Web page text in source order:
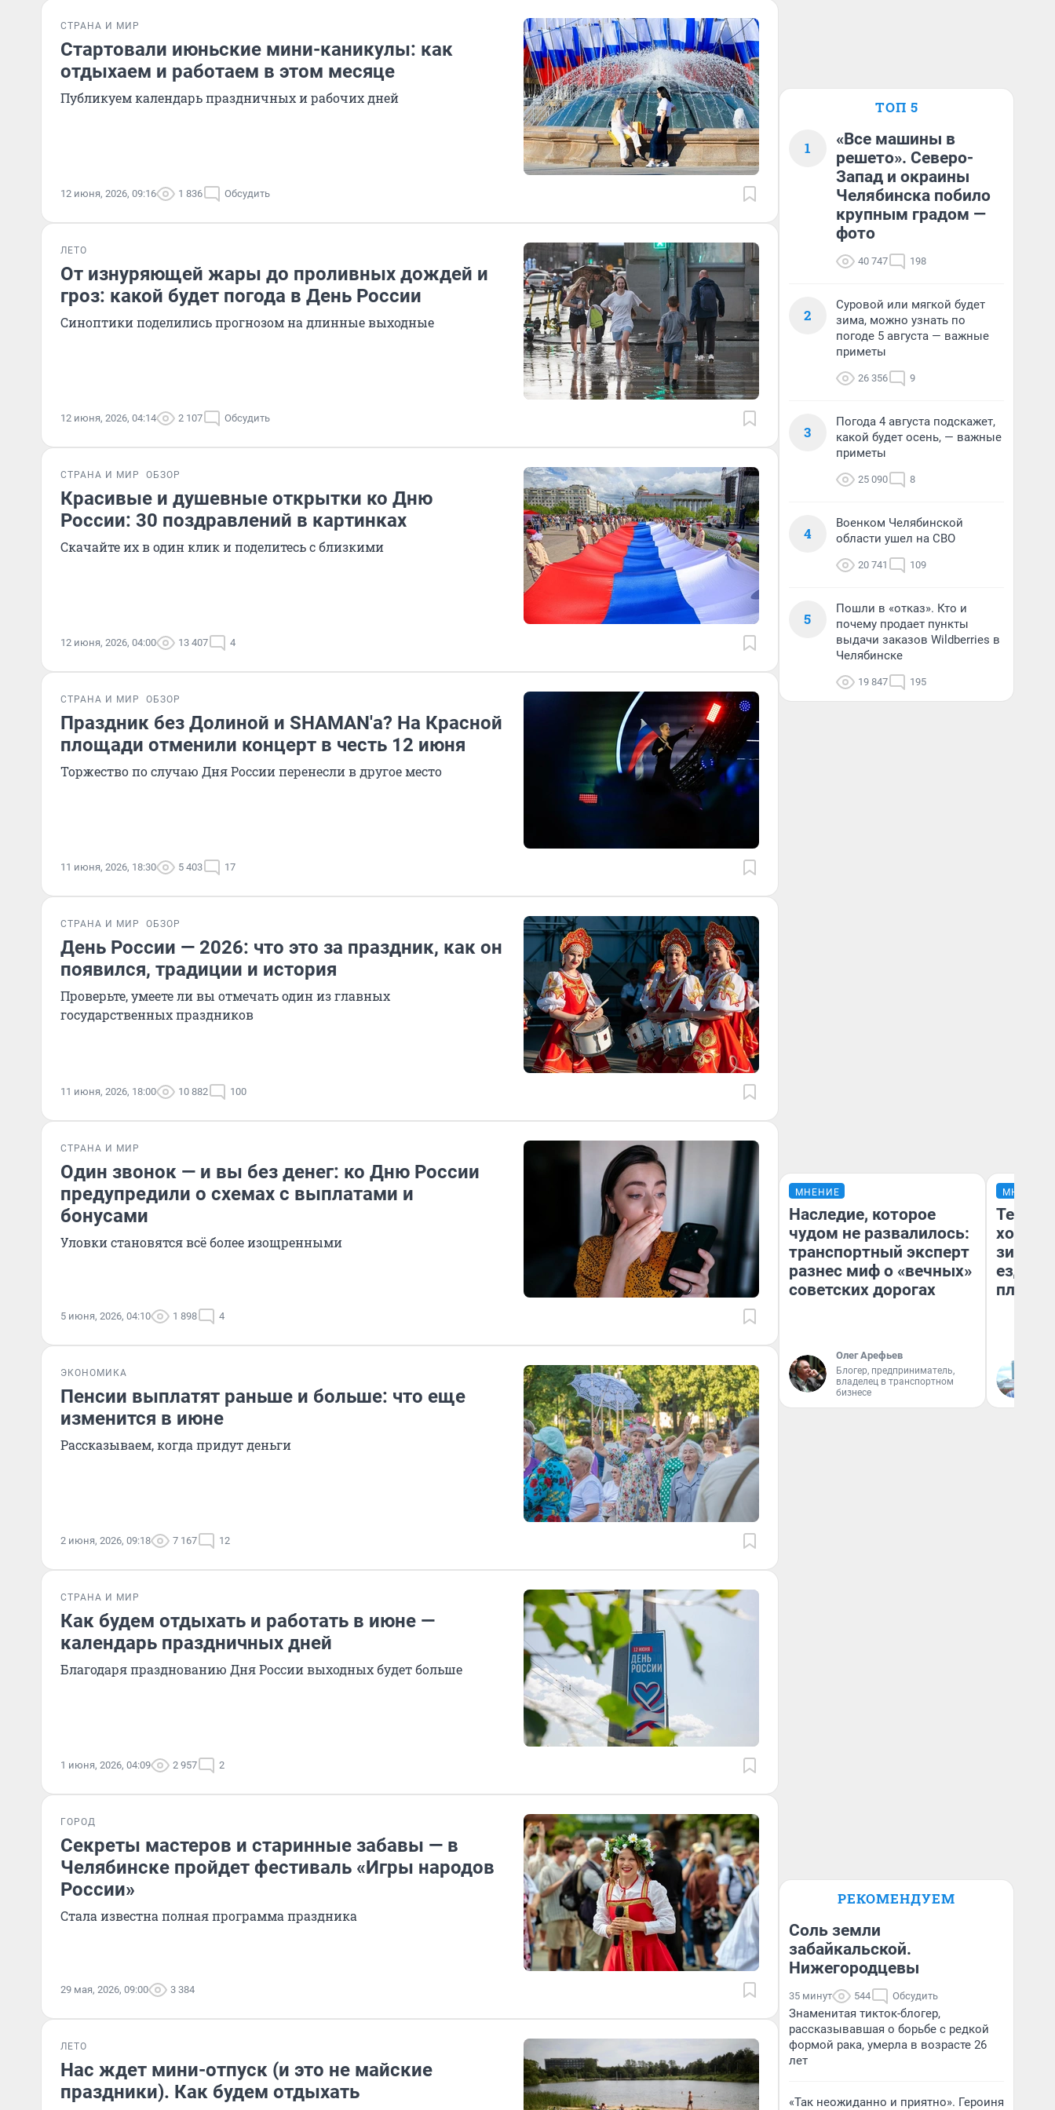
СТРАНА И МИР
Стартовали июньские мини-каникулы: как
отдыхаем и работаем в этом месяце
Публикуем календарь праздничных и рабочих дней
12 июня, 2026, 09:16 1 836 Обсудить
ЛЕТО
От изнуряющей жары до проливных дождей и
гроз: какой будет погода в День России
Синоптики поделились прогнозом на длинные выходные
12 июня, 2026, 04:14 2 107 Обсудить
СТРАНА И МИР ОБЗОР
Красивые и душевные открытки ко Дню
России: 30 поздравлений в картинках
Скачайте их в один клик и поделитесь с близкими
12 июня, 2026, 04:00 13 407 4
СТРАНА И МИР ОБЗОР
Праздник без Долиной и SHAMAN'а? На Красной
площади отменили концерт в честь 12 июня
Торжество по случаю Дня России перенесли в другое место
11 июня, 2026, 18:30 5 403 17
СТРАНА И МИР ОБЗОР
День России — 2026: что это за праздник, как он
появился, традиции и история
Проверьте, умеете ли вы отмечать один из главных
государственных праздников
11 июня, 2026, 18:00 10 882 100
СТРАНА И МИР
Один звонок — и вы без денег: ко Дню России
предупредили о схемах с выплатами и
бонусами
Уловки становятся всё более изощренными
5 июня, 2026, 04:10 1 898 4
ЭКОНОМИКА
Пенсии выплатят раньше и больше: что еще
изменится в июне
Рассказываем, когда придут деньги
2 июня, 2026, 09:18 7 167 12
СТРАНА И МИР
Как будем отдыхать и работать в июне —
календарь праздничных дней
Благодаря празднованию Дня России выходных будет больше
1 июня, 2026, 04:09 2 957 2
ГОРОД
Секреты мастеров и старинные забавы — в
Челябинске пройдет фестиваль «Игры народов
России»
Стала известна полная программа праздника
29 мая, 2026, 09:00 3 384
ЛЕТО
Нас ждет мини-отпуск (и это не майские
праздники). Как будем отдыхать
ТОП 5
1
«Все машины в
решето». Северо-
Запад и окраины
Челябинска побило
крупным градом —
фото
40 747 198
2
Суровой или мягкой будет
зима, можно узнать по
погоде 5 августа — важные
приметы
26 356 9
3
Погода 4 августа подскажет,
какой будет осень, — важные
приметы
25 090 8
4
Военком Челябинской
области ушел на СВО
20 741 109
5
Пошли в «отказ». Кто и
почему продает пункты
выдачи заказов Wildberries в
Челябинске
19 847 195
МНЕНИЕ
Наследие, которое
чудом не развалилось:
транспортный эксперт
разнес миф о «вечных»
советских дорогах
Олег Арефьев
Блогер, предприниматель,
владелец в транспортном
бизнесе
МНЕНИЕ
Тепло
зимой.
ездит
плюсы
РЕКОМЕНДУЕМ
Соль земли
забайкальской.
Нижегородцевы
35 минут 544 Обсудить
Знаменитая тикток-блогер,
рассказывавшая о борьбе с редкой
формой рака, умерла в возрасте 26
лет
«Так неожиданно и приятно». Героиня